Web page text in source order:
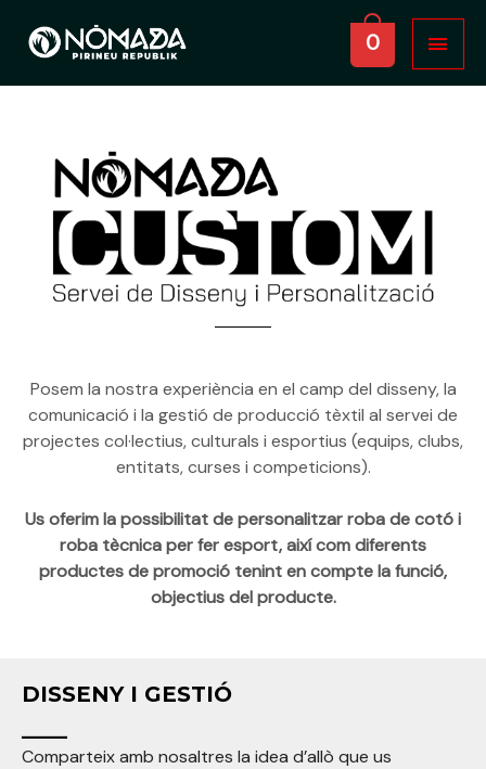
contingut
0
Posem la nostra experiència en el camp del disseny, la
comunicació i la gestió de producció tèxtil al servei de
projectes col·lectius, culturals i esportius (equips, clubs,
entitats, curses i competicions).
Us oferim la possibilitat de personalitzar roba de cotó i
roba tècnica per fer esport, així com diferents
productes de promoció tenint en compte la funció,
objectius del producte.
DISSENY I GESTIÓ
___
Comparteix amb nosaltres la idea d’allò que us